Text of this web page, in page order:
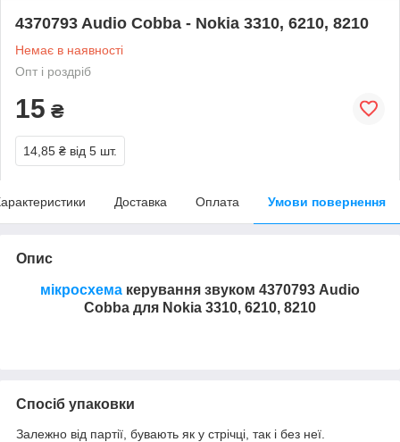
4370793 Audio Cobba - Nokia 3310, 6210, 8210
Немає в наявності
Опт і роздріб
15 ₴
14,85 ₴ від 5 шт.
Доставка Оплата Умови повернення
Опис
мікросхема керування звуком 4370793 Audio
Cobba для Nokia 3310, 6210, 8210
Спосіб упаковки
Залежно від партії, бувають як у стрічці, так і без неї.